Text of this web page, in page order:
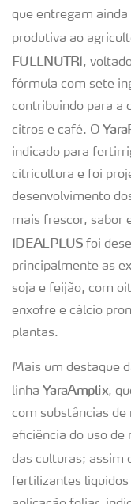
que entregam
produtiva ao
FULLNUTRI,
fórmula com sete
contribuindo para a
citros e café. O
indicado para
citricultura e foi
desenvolvimento
mais frescor, sabor
IDEALPLUSfoi
principalmente as
soja e feijão, com
enxofre e cálcio
plantas.
Mais um destaque
linha YaraAmplix,
com substâncias
eficiência do uso de
das culturas; assim
fertilizantes